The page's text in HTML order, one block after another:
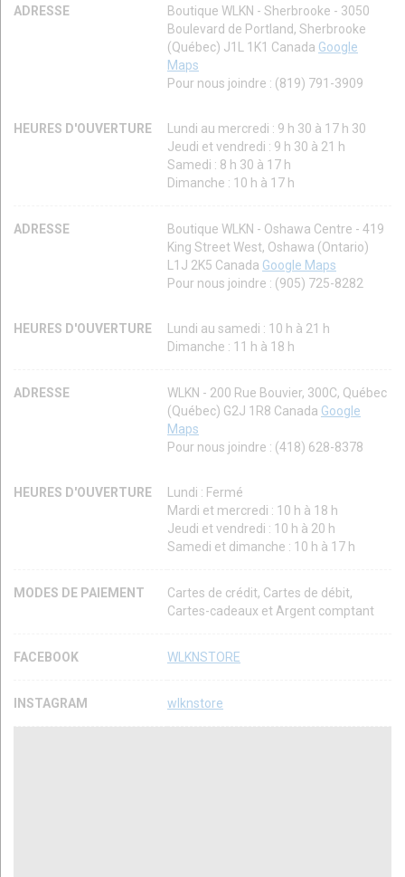
ADRESSE
Boutique WLKN - Sherbrooke - 3050
Boulevard de Portland, Sherbrooke
(Québec) J1L 1K1 Canada Google
Maps
Pour nous joindre : (819) 791-3909
HEURES D'OUVERTURE
Lundi au mercredi : 9 h 30 à 17 h 30
Jeudi et vendredi : 9 h 30 à 21 h
Samedi : 8 h 30 à 17 h
Dimanche : 10 h à 17 h
ADRESSE
Boutique WLKN - Oshawa Centre - 419
King Street West, Oshawa (Ontario)
L1J 2K5 Canada Google Maps
Pour nous joindre : (905) 725-8282
HEURES D'OUVERTURE
Lundi au samedi : 10 h à 21 h
Dimanche : 11 h à 18 h
ADRESSE
WLKN - 200 Rue Bouvier, 300C, Québec
(Québec) G2J 1R8 Canada Google
Maps
Pour nous joindre : (418) 628-8378
HEURES D'OUVERTURE
Lundi : Fermé
Mardi et mercredi : 10 h à 18 h
Jeudi et vendredi : 10 h à 20 h
Samedi et dimanche : 10 h à 17 h
MODES DE PAIEMENT
Cartes de crédit, Cartes de débit,
Cartes-cadeaux et Argent comptant
FACEBOOK WLKNSTORE
INSTAGRAM wlknstore